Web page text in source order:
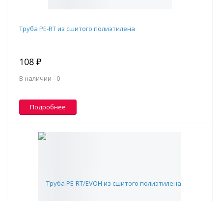
Труба PE-RT из сшитого полиэтилена
108 ₽
В наличии - 0
Подробнее